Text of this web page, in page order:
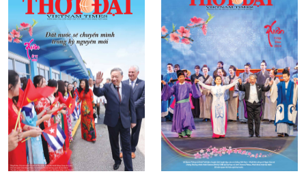
08:02 | 13/06/2026
Video: Cơ hội giao lưu quốc tế cho học
sinh Việt Nam tại trại hè Artek
14:41|12/06/2026
[Video] Đối ngoại nhân dân Thủ đô
hướng tới kết nối hiệu quả nguồn lực